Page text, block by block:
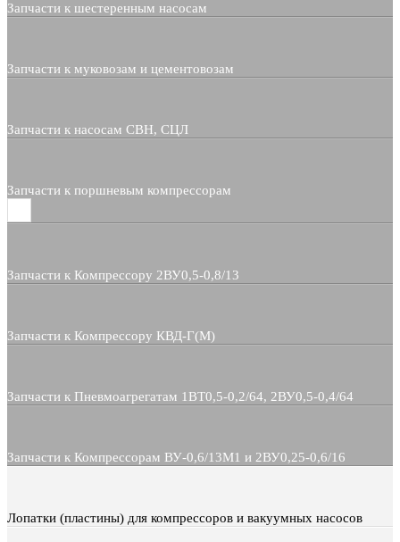
Запчасти к шестеренным насосам
Запчасти к муковозам и цементовозам
Запчасти к насосам СВН, СЦЛ
Запчасти к поршневым компрессорам
Запчасти к Компрессору 2ВУ0,5-0,8/13
Запчасти к Компрессору КВД-Г(М)
Запчасти к Пневмоагрегатам 1ВТ0,5-0,2/64, 2ВУ0,5-0,4/64
Запчасти к Компрессорам ВУ-0,6/13М1 и 2ВУ0,25-0,6/16
Лопатки (пластины) для компрессоров и вакуумных насосов